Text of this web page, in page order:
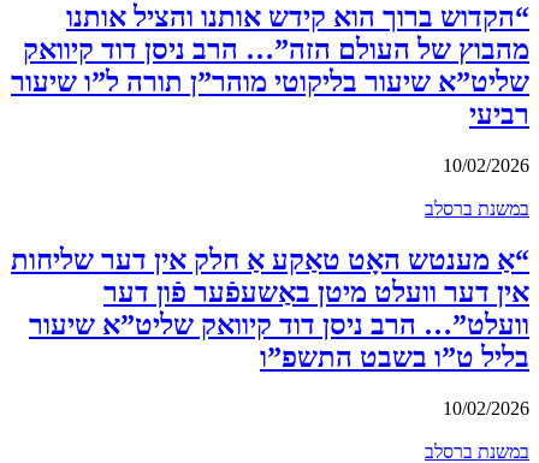
“הקדוש ברוך הוא קידש אותנו והציל אותנו
מהבוץ של העולם הזה”… הרב ניסן דוד קיוואק
שליט”א שיעור בליקוטי מוהר”ן תורה ל”ו שיעור
רביעי
10/02/2026
במשנת ברסלב
“אַ מענטש האָט טאַקע אַ חלק אין דער שליחות
אין דער וועלט מיטן באַשעפֿער פֿון דער
וועלט”… הרב ניסן דוד קיוואק שליט”א שיעור
בליל ט”ו בשבט התשפ”ו
10/02/2026
במשנת ברסלב